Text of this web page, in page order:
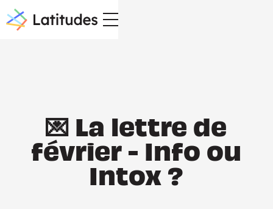
💌 La lettre de
février - Info ou
Intox ?